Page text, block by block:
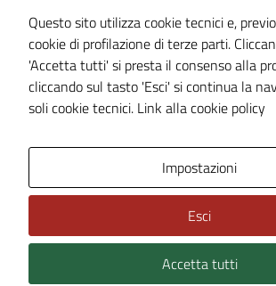
Cookie Policy
Note legali
Dichiarazione di accessibilità
Piano di miglioramento del sito
Technical Design s.r.l.
Questo sito utilizza cookie tecnici e,
cookie di profilazione di terze parti.
'Accetta tutti' si presta il consenso alla
cliccando sul tasto 'Esci' si continua la
soli cookie tecnici. Link alla cookie policy
Impostazioni
Esci
Accetta tutti